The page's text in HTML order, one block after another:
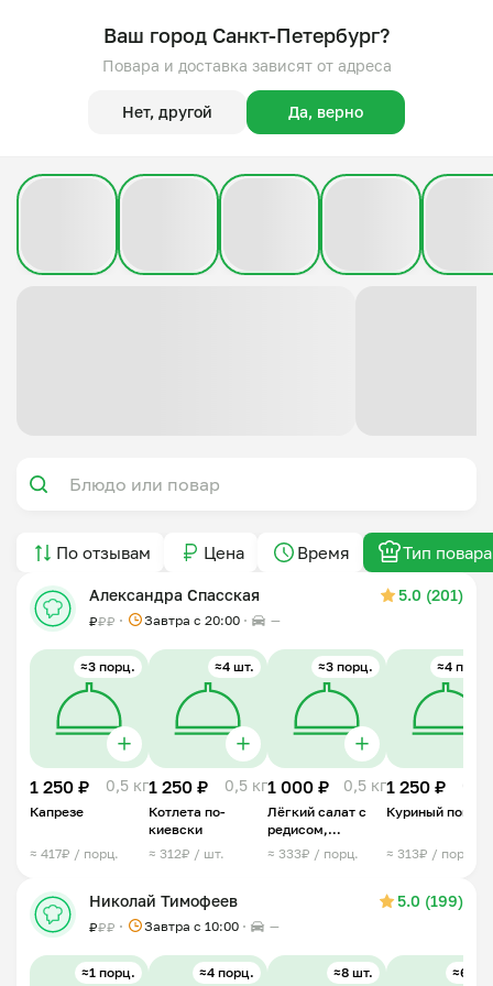
Ваш город Санкт-Петербург?
Повара и доставка зависят от адреса
Нет, другой Да, верно
По отзывам Цена Время Тип повара
Александра Спасская 5.0 (201)
₽₽₽ Завтра c 20:00 —
≈3 порц.
1 250 ₽ 0,5 кг
Капрезе
≈ 417₽ / порц.
≈4 шт.
1 250 ₽ 0,5 кг
Котлета по-
киевски
≈ 312₽ / шт.
≈3 порц.
1 000 ₽ 0,5 кг
Лёгкий салат с
редисом,
огурцом и
сметаной
≈ 333₽ / порц.
≈4 порц.
1 250 ₽
Куриный
≈ 313₽ / порц.
Николай Тимофеев 5.0 (199)
₽₽₽ Завтра c 10:00 —
≈1 порц. ≈4 порц. ≈8 шт. ≈6 шт.